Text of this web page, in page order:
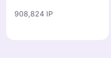
908,824 IP